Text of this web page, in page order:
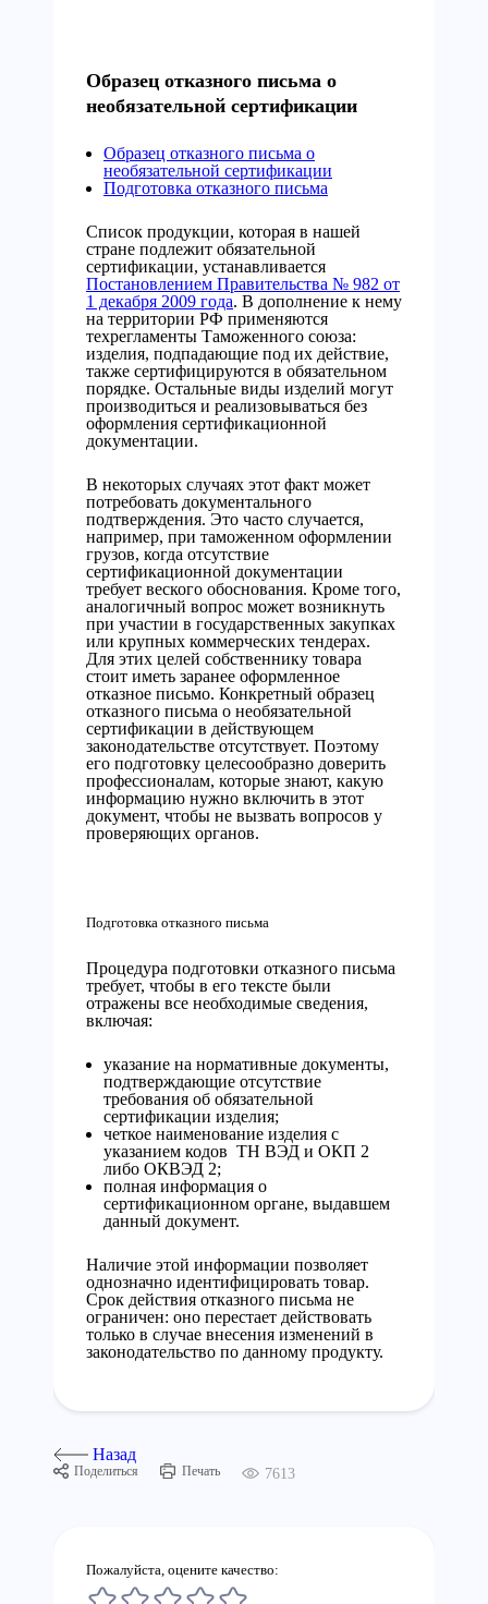
Образец отказного письма о
необязательной сертификации
Образец отказного письма о
необязательной сертификации
Подготовка отказного письма
Список продукции, которая в нашей
стране подлежит обязательной
сертификации, устанавливается
Постановлением Правительства № 982 от
1 декабря 2009 года. В дополнение к нему
на территории РФ применяются
техрегламенты Таможенного союза:
изделия, подпадающие под их действие,
также сертифицируются в обязательном
порядке. Остальные виды изделий могут
производиться и реализовываться без
оформления сертификационной
документации.
В некоторых случаях этот факт может
потребовать документального
подтверждения. Это часто случается,
например, при таможенном оформлении
грузов, когда отсутствие
сертификационной документации
требует веского обоснования. Кроме того,
аналогичный вопрос может возникнуть
при участии в государственных закупках
или крупных коммерческих тендерах.
Для этих целей собственнику товара
стоит иметь заранее оформленное
отказное письмо. Конкретный образец
отказного письма о необязательной
сертификации в действующем
законодательстве отсутствует. Поэтому
его подготовку целесообразно доверить
профессионалам, которые знают, какую
информацию нужно включить в этот
документ, чтобы не вызвать вопросов у
проверяющих органов.
Подготовка отказного письма
Процедура подготовки отказного письма
требует, чтобы в его тексте были
отражены все необходимые сведения,
включая:
указание на нормативные документы,
подтверждающие отсутствие
требования об обязательной
сертификации изделия;
четкое наименование изделия с
указанием кодов ТН ВЭД и ОКП 2
либо ОКВЭД 2;
полная информация о
сертификационном органе, выдавшем
данный документ.
Наличие этой информации позволяет
однозначно идентифицировать товар.
Срок действия отказного письма не
ограничен: оно перестает действовать
только в случае внесения изменений в
законодательство по данному продукту.
Назад
Поделиться Печать 7613
Пожалуйста, оцените качество: